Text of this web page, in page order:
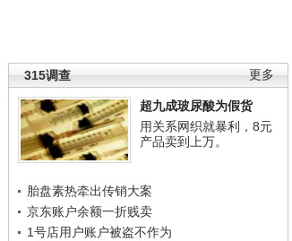
更多
315调查
超九成玻尿酸为假货
用关系网织就暴利，8元
产品卖到上万。
胎盘素热牵出传销大案
京东账户余额一折贱卖
1号店用户账户被盗不作为